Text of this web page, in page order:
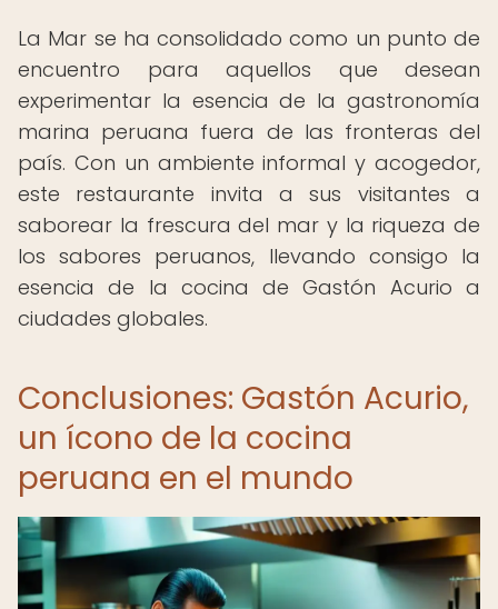
La Mar se ha consolidado como un punto de
encuentro para aquellos que desean
experimentar la esencia de la gastronomía
marina peruana fuera de las fronteras del
país. Con un ambiente informal y acogedor,
este restaurante invita a sus visitantes a
saborear la frescura del mar y la riqueza de
los sabores peruanos, llevando consigo la
esencia de la cocina de Gastón Acurio a
ciudades globales.
Conclusiones: Gastón Acurio,
un ícono de la cocina
peruana en el mundo